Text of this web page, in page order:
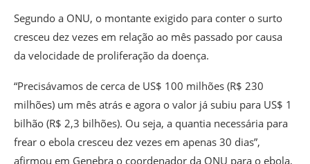
Segundo a ONU, o montante exigido para conter o surto
cresceu dez vezes em relação ao mês passado por causa
da velocidade de proliferação da doença.
“Precisávamos de cerca de US$ 100 milhões (R$ 230
milhões) um mês atrás e agora o valor já subiu para US$ 1
bilhão (R$ 2,3 bilhões). Ou seja, a quantia necessária para
frear o ebola cresceu dez vezes em apenas 30 dias”,
afirmou em Genebra o coordenador da ONU para o ebola,